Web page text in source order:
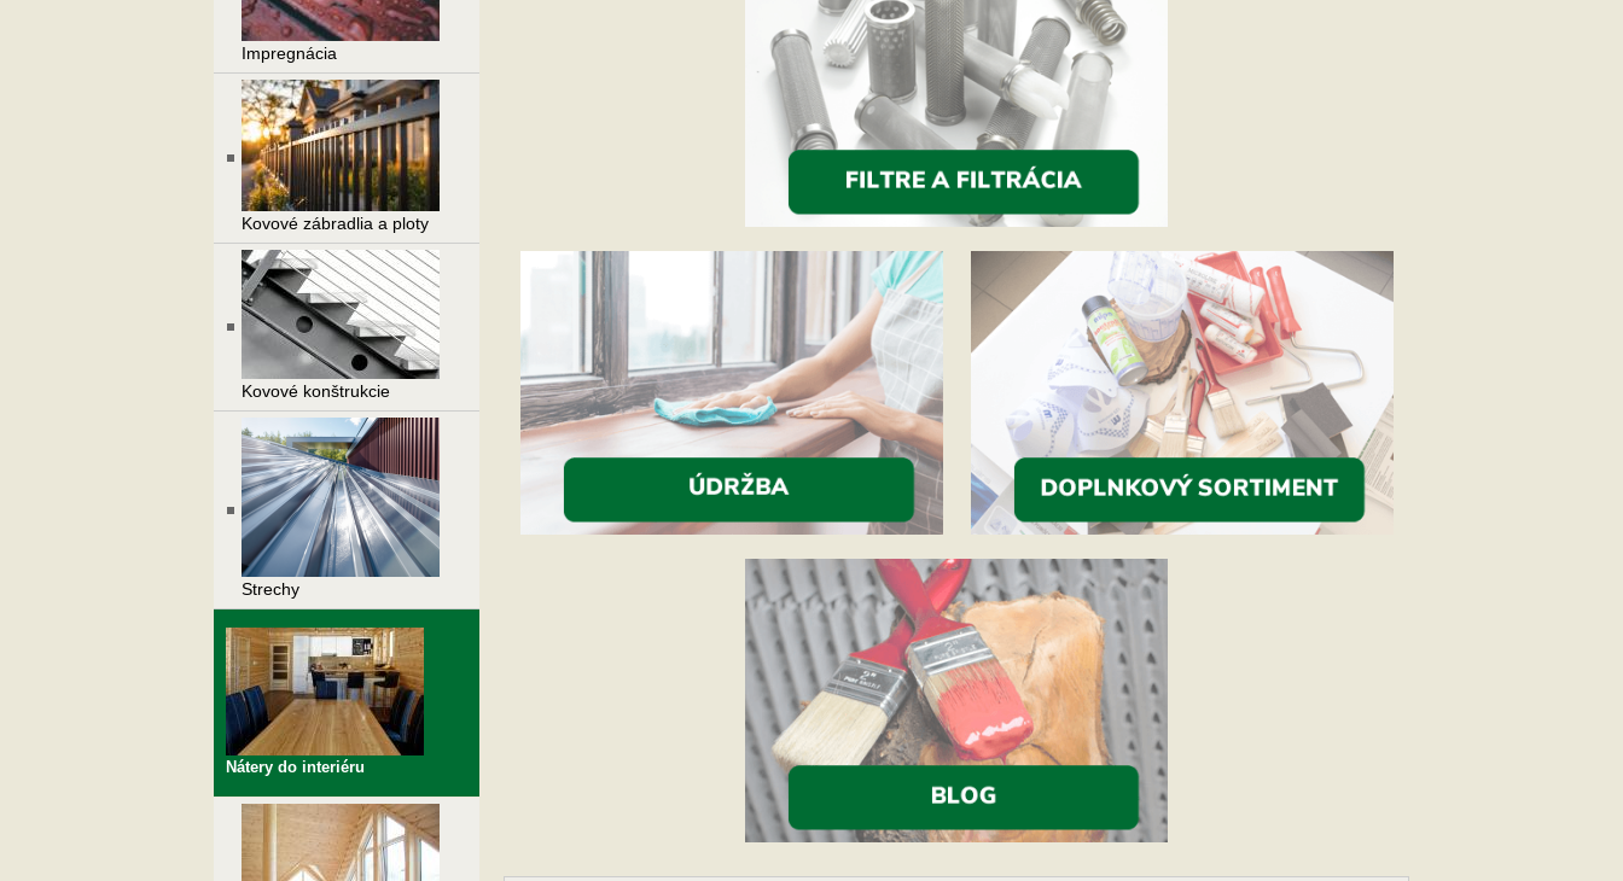
Impregnácia
Kovové zábradlia a ploty
Kovové konštrukcie
Strechy
Nátery do interiéru